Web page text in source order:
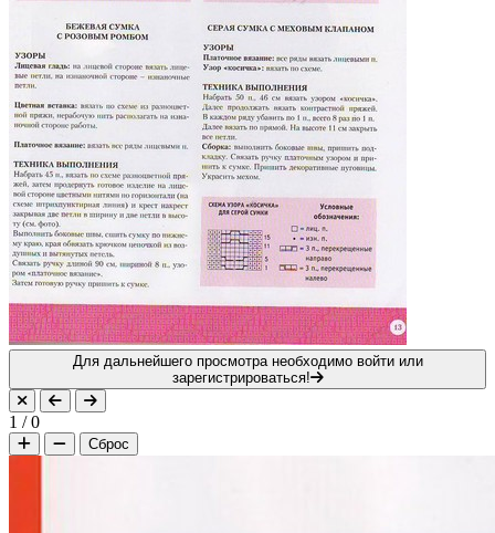
Для дальнейшего просмотра необходимо войти или
зарегистрироваться!
1 /0
Сброс